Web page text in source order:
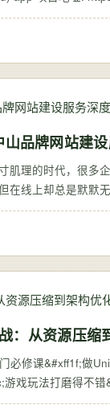
品牌网站建
肌理的时代，很多
在线上却总是默默
：从资源压缩
必修课&#xff1f;做
戏玩法打磨得不